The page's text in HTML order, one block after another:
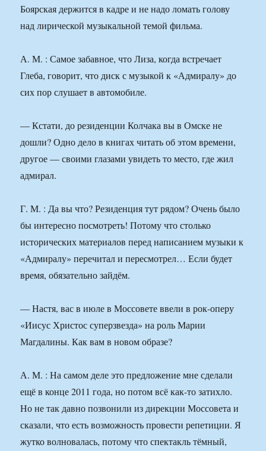
Боярская держится в кадре и не надо ломать голову
над лирической музыкальной темой фильма.
А. М. : Самое забавное, что Лиза, когда встречает
Глеба, говорит, что диск с музыкой к «Адмиралу» до
сих пор слушает в автомобиле.
— Кстати, до резиденции Колчака вы в Омске не
дошли? Одно дело в книгах читать об этом времени,
другое — своими глазами увидеть то место, где жил
адмирал.
Г. М. : Да вы что? Резиденция тут рядом? Очень было
бы интересно посмотреть! Потому что столько
исторических материалов перед написанием музыки к
«Адмиралу» перечитал и пересмотрел… Если будет
время, обязательно зайдём.
— Настя, вас в июле в Моссовете ввели в рок-оперу
«Иисус Христос суперзвезда» на роль Марии
Магдалины. Как вам в новом образе?
А. М. : На самом деле это предложение мне сделали
ещё в конце 2011 года, но потом всё как-то затихло.
Но не так давно позвонили из дирекции Моссовета и
сказали, что есть возможность провести репетиции. Я
жутко волновалась, потому что спектакль тёмный,